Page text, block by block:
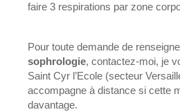
faire 3 respirations par zone
Pour toute demande de
sophrologie, contactez-moi, je
Saint Cyr l’Ecole (secteur
accompagne à distance si cette
davantage.